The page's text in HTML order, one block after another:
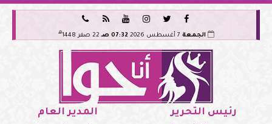






الجمعة 07:32 صـ 22 صفر 1448 هـ
رئيس التحرير المدير العام